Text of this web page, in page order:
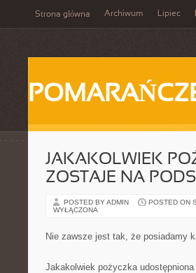
Strona główna Archiwum Lipiec
JAKAKOLWIEK
ZOSTAJE NA
POSTED BY ADMIN POSTED ON
WYŁĄCZONA
Nie zawsze jest tak, że posiadamy
Jakakolwiek pożyczka